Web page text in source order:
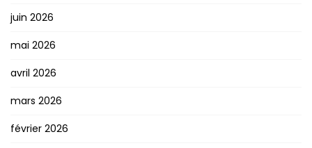
juin 2026
mai 2026
avril 2026
mars 2026
février 2026